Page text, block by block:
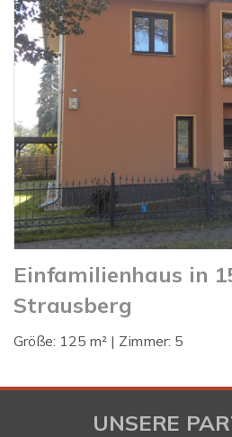
Einfamilienhaus in
Strausberg
Größe: 125 m² | Zimmer: 5
UNSERE